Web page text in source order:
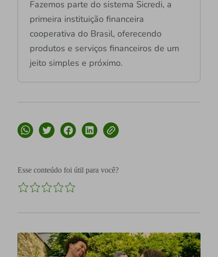
Fazemos parte do sistema Sicredi, a
primeira instituição financeira
cooperativa do Brasil, oferecendo
produtos e serviços financeiros de um
jeito simples e próximo.
Esse conteúdo foi útil para você?